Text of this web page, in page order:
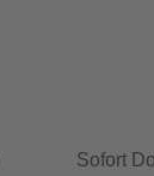
Sofort